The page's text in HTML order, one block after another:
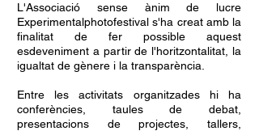
L'Associació sense ànim de lucre
Experimentalphotofestival s'ha creat amb la
finalitat de fer possible aquest
esdeveniment a partir de l'horitzontalitat, la
igualtat de gènere i la transparència.
Entre les activitats organitzades hi ha
conferències, taules de debat,
presentacions de projectes, tallers,